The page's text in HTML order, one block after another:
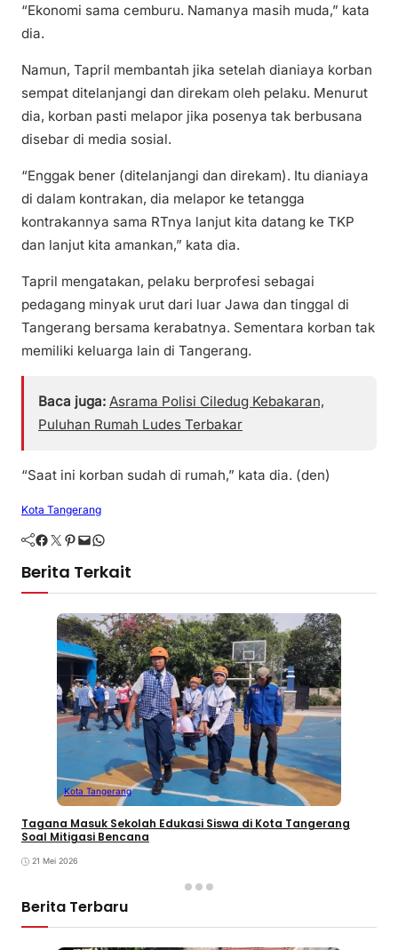
“Ekonomi sama cemburu. Namanya masih muda,” kata
dia.
Namun, Tapril membantah jika setelah dianiaya korban
sempat ditelanjangi dan direkam oleh pelaku. Menurut
dia, korban pasti melapor jika posenya tak berbusana
disebar di media sosial.
“Enggak bener (ditelanjangi dan direkam). Itu dianiaya
di dalam kontrakan, dia melapor ke tetangga
kontrakannya sama RTnya lanjut kita datang ke TKP
dan lanjut kita amankan,” kata dia.
Tapril mengatakan, pelaku berprofesi sebagai
pedagang minyak urut dari luar Jawa dan tinggal di
Tangerang bersama kerabatnya. Sementara korban tak
memiliki keluarga lain di Tangerang.
Baca juga: Asrama Polisi Ciledug Kebakaran,
Puluhan Rumah Ludes Terbakar
“Saat ini korban sudah di rumah,” kata dia. (den)
Kota Tangerang
Facebook Twitter Pinterest Mail WhatsApp
Berita Terkait
Kota Tangerang
Tagana Masuk Sekolah Edukasi Siswa di Kota Tangerang
Soal Mitigasi Bencana
21 Mei 2026
Berita Terbaru